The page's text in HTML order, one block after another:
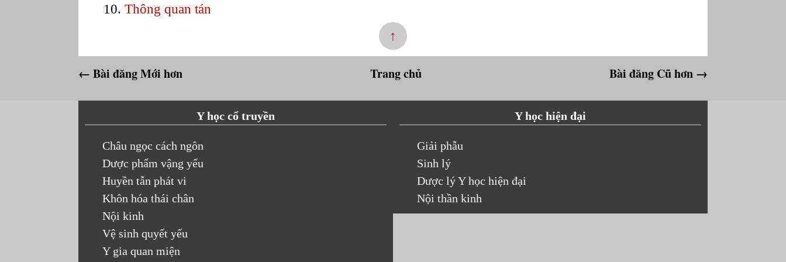
Thông quan tán
↑
← Bài đăng Mới hơn Bài đăng Cũ hơn →
Trang chủ
Y học cổ truyền
Châu ngọc cách ngôn
Dược phẩm vậng yếu
Huyền tẫn phát vi
Khôn hóa thái chân
Nội kinh
Vệ sinh quyết yếu
Y gia quan miện
Y học hiện đại
Giải phẫu
Sinh lý
Dược lý Y học hiện đại
Nội thần kinh